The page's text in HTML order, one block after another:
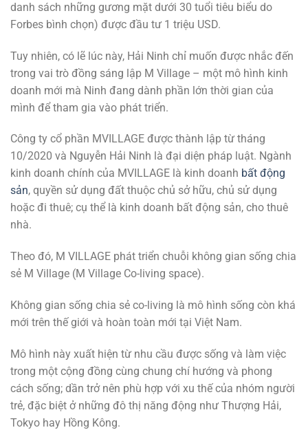
danh sách những gương mặt dưới 30 tuổi tiêu biểu do
Forbes bình chọn) được đầu tư 1 triệu USD.
Tuy nhiên, có lẽ lúc này, Hải Ninh chỉ muốn được nhắc đến
trong vai trò đồng sáng lập M Village – một mô hình kinh
doanh mới mà Ninh đang dành phần lớn thời gian của
mình để tham gia vào phát triển.
Công ty cổ phần MVILLAGE được thành lập từ tháng
10/2020 và Nguyễn Hải Ninh là đại diện pháp luật. Ngành
kinh doanh chính của MVILLAGE là kinh doanh bất động
sản, quyền sử dụng đất thuộc chủ sở hữu, chủ sử dụng
hoặc đi thuê; cụ thể là kinh doanh bất động sản, cho thuê
nhà.
Theo đó, M VILLAGE phát triển chuỗi không gian sống chia
sẻ M Village (M Village Co-living space).
Không gian sống chia sẻ co-living là mô hình sống còn khá
mới trên thế giới và hoàn toàn mới tại Việt Nam.
Mô hình này xuất hiện từ nhu cầu được sống và làm việc
trong một cộng đồng cùng chung chí hướng và phong
cách sống; dần trở nên phù hợp với xu thế của nhóm người
trẻ, đặc biệt ở những đô thị năng động như Thượng Hải,
Tokyo hay Hồng Kông.